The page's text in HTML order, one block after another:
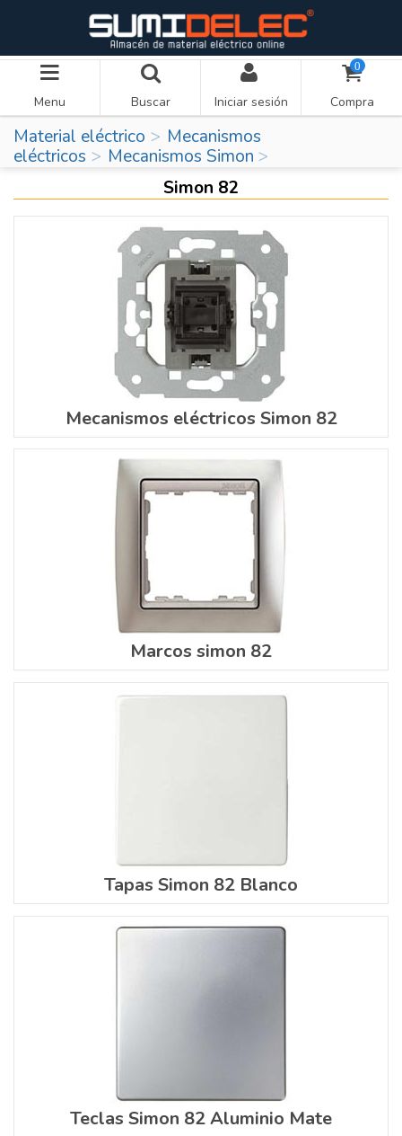
Menu Buscar Iniciar sesión
0
Compra
Material eléctrico
Mecanismos
eléctricos
Mecanismos Simon
Simon 82
Mecanismos eléctricos Simon 82
Marcos simon 82
Tapas Simon 82 Blanco
Teclas Simon 82 Aluminio Mate